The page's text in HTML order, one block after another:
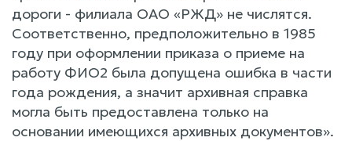
дороги - филиала ОАО «РЖД» не числятся.
Соответственно, предположительно в 1985
году при оформлении приказа о приеме на
работу ФИО2 была допущена ошибка в части
года рождения, а значит архивная справка
могла быть предоставлена только на
основании имеющихся архивных документов».